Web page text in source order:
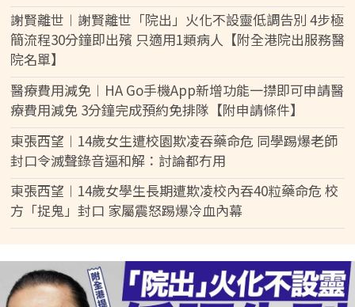
謝賢離世︱謝賢離世「院出」火化不設靈低調告別 4步極
簡流程30分鐘即出殯 只適用1類病人【附全港院出服務醫
院名單】
醫療費用減免︱HA Go手機App新增功能一㩒即可申請醫
療費用減免 3分鐘完成預約免排隊【附申請條件】
東張西望︱14歲女生遭校園欺凌吞藥命危 同學踢爆老師
封口令滅聲錄音逼和解：討論都冇用
東張西望︱14歲女學生長期遭欺凌校內吞40粒藥命危 校
方「捉鬼」封口 家屬震怒踢爆冷血內幕